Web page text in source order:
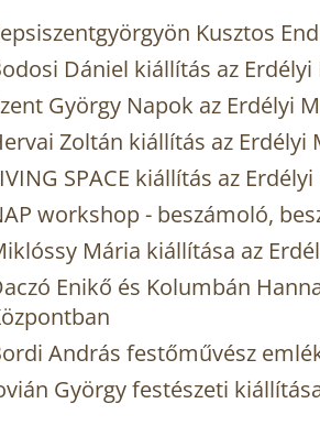
Kusztos
Dániel kiállítás az
György Napok az Erdélyi
Zoltán kiállítás az Erdélyi
SPACE kiállítás az
workshop - beszámoló,
Mária kiállítása az
Enikő és Kolumbán
András festőművész
György festészeti